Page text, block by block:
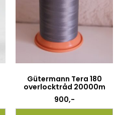
Gütermann Tera 180
overlocktråd 20000m
900,-